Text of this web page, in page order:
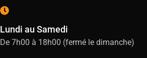
Lundi au Samedi
De 7h00 à 18h00 (fermé le dimanche)